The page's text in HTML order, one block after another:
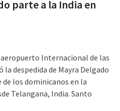
parte a la India en
Internacional de las
despedida de Mayra Delgado
los dominicanos en la
Telangana, India. Santo